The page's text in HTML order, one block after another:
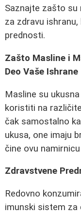
Saznajte zašto su
za zdravu
prednosti.
Zašto Masline i
Deo Vaše Ishrane
Masline su
koristiti na
čak samostalno
ukusa, one imaju
čine ovu
Zdravstvene
Redovno
imunski sistem za